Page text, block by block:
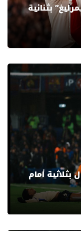
بثنائية
أمام